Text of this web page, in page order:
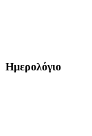
Ημερολόγιο